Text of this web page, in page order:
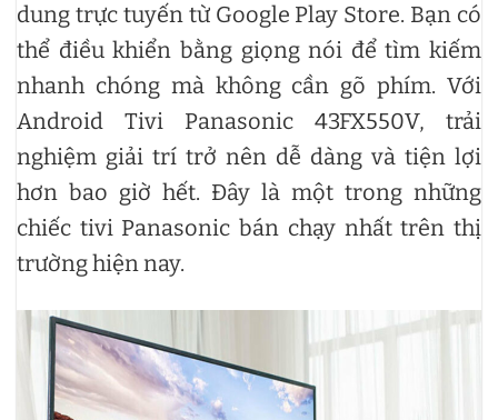
dung trực tuyến từ Google Play Store. Bạn có
thể điều khiển bằng giọng nói để tìm kiếm
nhanh chóng mà không cần gõ phím. Với
Android Tivi Panasonic 43FX550V, trải
nghiệm giải trí trở nên dễ dàng và tiện lợi
hơn bao giờ hết. Đây là một trong những
chiếc tivi Panasonic bán chạy nhất trên thị
trường hiện nay.